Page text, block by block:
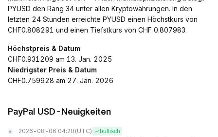
PYUSD den Rang 34 unter allen Kryptowährungen. In den
letzten 24 Stunden erreichte PYUSD einen Höchstkurs von
CHF0.808291 und einen Tiefstkurs von CHF 0.807983.
Höchstpreis & Datum
CHF0.931209 am 13. Jan. 2025
Niedrigster Preis & Datum
CHF0.759928 am 27. Jan. 2026
PayPal USD-Neuigkeiten
2026-08-06 04:20 (UTC) bullisch